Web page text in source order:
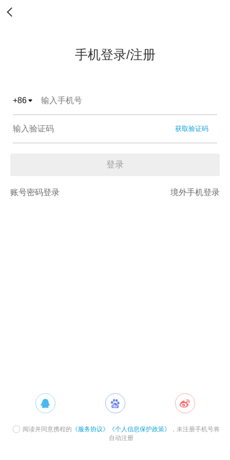
手机登录/注册
+86
获取验证码
登录
账号密码登录 境外手机登录
阅读并同意携程的 《服务协议》 《个人信息保护政策》
，未注册手机号将
自动注册